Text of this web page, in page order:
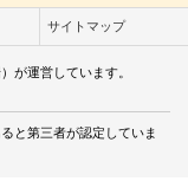
サイトマップ
が運営しています。
と第三者が認定していま